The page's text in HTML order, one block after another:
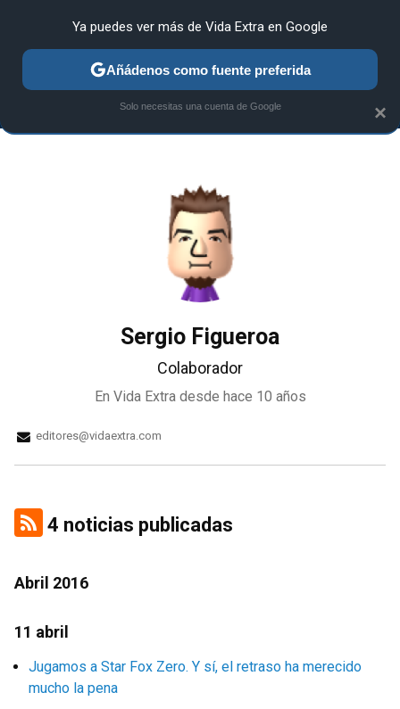
GUÍAS Y TRUCOS PC SONY NINTENDO
Sergio Figueroa
Colaborador
En Vida Extra desde hace 10 años
editores@vidaextra.com
4 noticias publicadas
Abril 2016
11 abril
Jugamos a Star Fox Zero. Y sí, el retraso ha merecido
mucho la pena
×
Ya puedes ver más de Vida Extra en Google
Añádenos como fuente preferida
Solo necesitas una cuenta de Google